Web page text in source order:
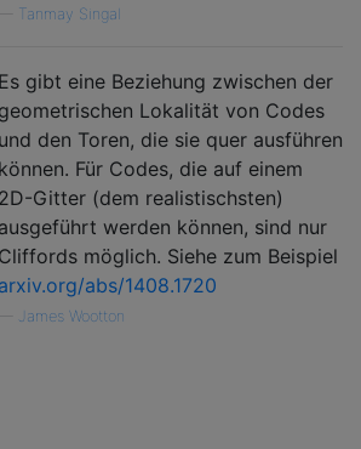
Tanmay Singal
Es gibt eine Beziehung zwischen der
geometrischen Lokalität von Codes
und den Toren, die sie quer ausführen
können. Für Codes, die auf einem
2D-Gitter (dem realistischsten)
ausgeführt werden können, sind nur
Cliffords möglich. Siehe zum Beispiel
arxiv.org/abs/1408.1720
James Wootton